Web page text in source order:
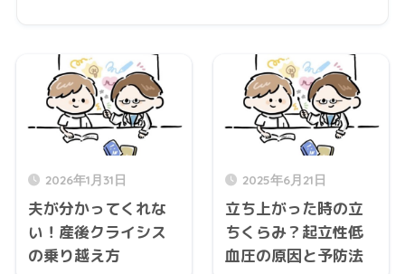
2026年1月31日
夫が分かってくれな
い！産後クライシス
の乗り越え方
2025年6月21日
立ち上がった時の立
ちくらみ？起立性低
血圧の原因と予防法